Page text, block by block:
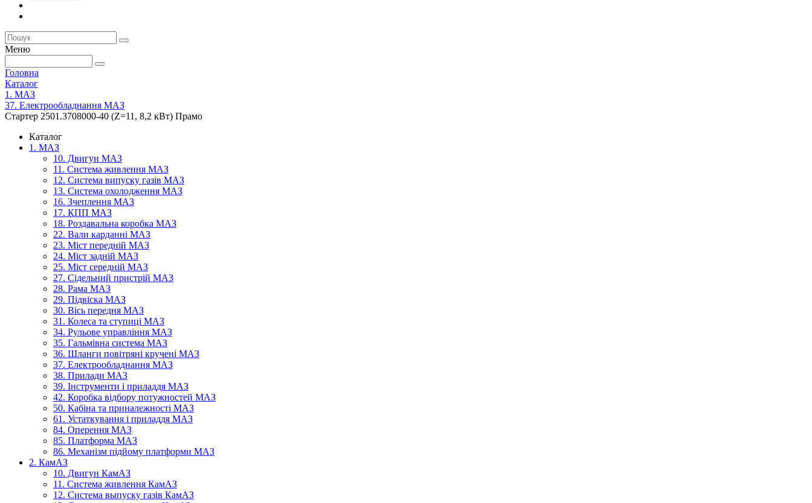
Меню
Головна
Каталог
1. МАЗ
37. Електрообладнання МАЗ
Стартер 2501.3708000-40 (Z=11, 8,2 кВт) Прамо
Каталог
1. МАЗ
10. Двигун МАЗ
11. Система живлення МАЗ
12. Система випуску газів МАЗ
13. Система охолодження МАЗ
16. Зчеплення МАЗ
17. КПП МАЗ
18. Роздавальна коробка МАЗ
22. Вали карданні МАЗ
23. Міст передній МАЗ
24. Міст задній МАЗ
25. Міст середній МАЗ
27. Сідельний пристрій МАЗ
28. Рама МАЗ
29. Підвіска МАЗ
30. Вісь передня МАЗ
31. Колеса та ступиці МАЗ
34. Рульове управління МАЗ
35. Гальмівна система МАЗ
36. Шланги повітряні кручені МАЗ
37. Електрообладнання МАЗ
38. Прилади МАЗ
39. Інструменти і приладдя МАЗ
42. Коробка відбору потужностей МАЗ
50. Кабіна та приналежності МАЗ
61. Устаткування і приладдя МАЗ
84. Оперення МАЗ
85. Платформа МАЗ
86. Механізм підйому платформи МАЗ
2. КамАЗ
10. Двигун КамАЗ
11. Система живлення КамАЗ
12. Система выпуску газів КамАЗ